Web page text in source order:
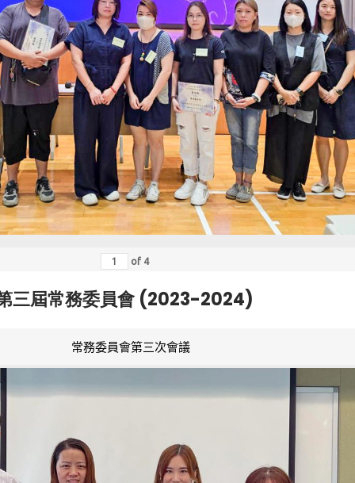
of 4
三屆常務委員會 (2023-2024)
常務委員會第三次會議